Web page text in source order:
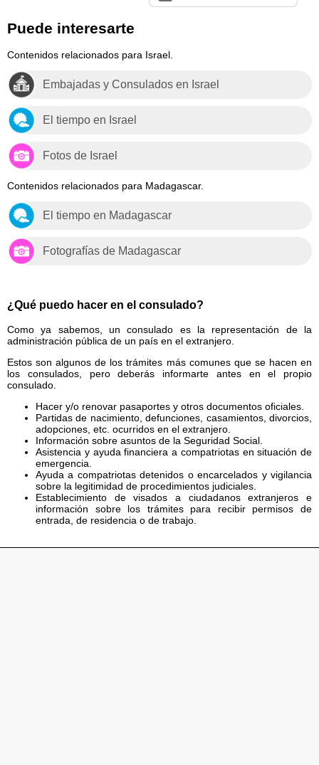
Puede interesarte
Contenidos relacionados para Israel.
Embajadas y Consulados en Israel
El tiempo en Israel
Fotos de Israel
Contenidos relacionados para Madagascar.
El tiempo en Madagascar
Fotografías de Madagascar
¿Qué puedo hacer en el consulado?
Como ya sabemos, un consulado es la representación de la
administración pública de un país en el extranjero.
Estos son algunos de los trámites más comunes que se hacen en
los consulados, pero deberás informarte antes en el propio
consulado.
Hacer y/o renovar pasaportes y otros documentos oficiales.
Partidas de nacimiento, defunciones, casamientos, divorcios,
adopciones, etc. ocurridos en el extranjero.
Información sobre asuntos de la Seguridad Social.
Asistencia y ayuda financiera a compatriotas en situación de
emergencia.
Ayuda a compatriotas detenidos o encarcelados y vigilancia
sobre la legitimidad de procedimientos judiciales.
Establecimiento de visados a ciudadanos extranjeros e
información sobre los trámites para recibir permisos de
entrada, de residencia o de trabajo.